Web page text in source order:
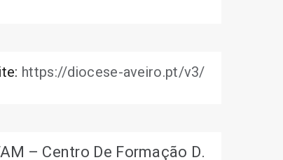
https://diocese-aveiro.pt/v3/
– Centro De Formação D.